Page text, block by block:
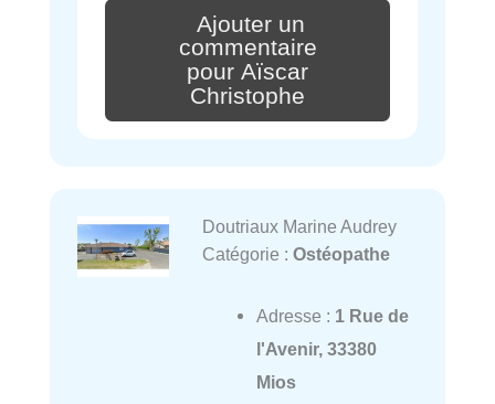
Ajouter un
commentaire
pour Aïscar
Christophe
Doutriaux Marine Audrey
Catégorie : Ostéopathe
Adresse : 1 Rue de
l'Avenir, 33380
Mios